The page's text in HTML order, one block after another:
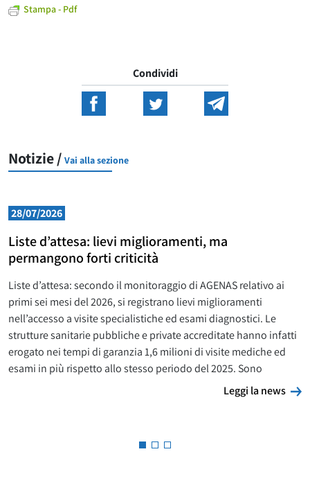
Stampa - Pdf
Condividi
Notizie / Vai alla sezione
28/07/2026
Liste d’attesa: lievi miglioramenti, ma
permangono forti criticità
Liste d’attesa: secondo il monitoraggio di AGENAS relativo ai
primi sei mesi del 2026, si registrano lievi miglioramenti
nell’accesso a visite specialistiche ed esami diagnostici. Le
strutture sanitarie pubbliche e private accreditate hanno infatti
erogato nei tempi di garanzia 1,6 milioni di visite mediche ed
esami in più rispetto allo stesso periodo del 2025. Sono
Leggi la news